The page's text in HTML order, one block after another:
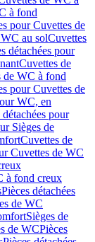
à fond
pour Cuvettes de
au solCuvettes
détachées pour
Cuvettes de
de WC à fond
pour Cuvettes de
WC, en
détachées pour
Sièges de
Cuvettes de
Cuvettes de WC
à fond creux
Pièces détachées
de WC
Sièges de
de WCPièces